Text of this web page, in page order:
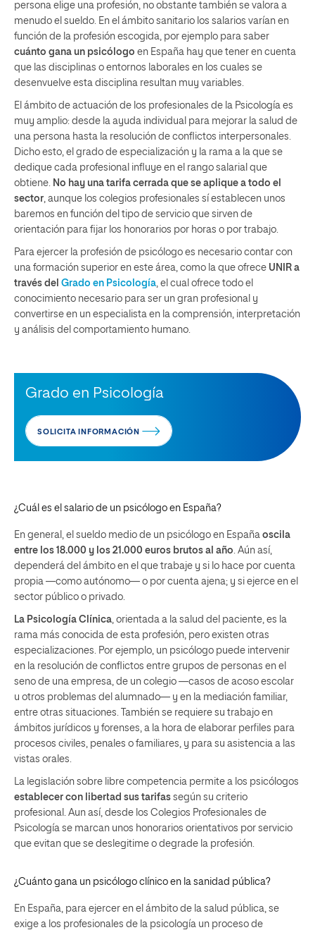
persona elige una profesión, no obstante también se valora a
menudo el sueldo. En el ámbito sanitario los salarios varían en
función de la profesión escogida, por ejemplo para saber
cuánto gana un psicólogo en España hay que tener en cuenta
que las disciplinas o entornos laborales en los cuales se
desenvuelve esta disciplina resultan muy variables.
El ámbito de actuación de los profesionales de la Psicología es
muy amplio: desde la ayuda individual para mejorar la salud de
una persona hasta la resolución de conflictos interpersonales.
Dicho esto, el grado de especialización y la rama a la que se
dedique cada profesional influye en el rango salarial que
obtiene. No hay una tarifa cerrada que se aplique a todo el
sector, aunque los colegios profesionales sí establecen unos
baremos en función del tipo de servicio que sirven de
orientación para fijar los honorarios por horas o por trabajo.
Para ejercer la profesión de psicólogo es necesario contar con
una formación superior en este área, como la que ofrece UNIR a
través del Grado en Psicología, el cual ofrece todo el
conocimiento necesario para ser un gran profesional y
convertirse en un especialista en la comprensión, interpretación
y análisis del comportamiento humano.
Grado en Psicología
SOLICITA INFORMACIÓN
¿Cuál es el salario de un psicólogo en España?
En general, el sueldo medio de un psicólogo en España oscila
entre los 18.000 y los 21.000 euros brutos al año. Aún así,
dependerá del ámbito en el que trabaje y si lo hace por cuenta
propia —como autónomo— o por cuenta ajena; y si ejerce en el
sector público o privado.
La Psicología Clínica, orientada a la salud del paciente, es la
rama más conocida de esta profesión, pero existen otras
especializaciones. Por ejemplo, un psicólogo puede intervenir
en la resolución de conflictos entre grupos de personas en el
seno de una empresa, de un colegio —casos de acoso escolar
u otros problemas del alumnado— y en la mediación familiar,
entre otras situaciones. También se requiere su trabajo en
ámbitos jurídicos y forenses, a la hora de elaborar perfiles para
procesos civiles, penales o familiares, y para su asistencia a las
vistas orales.
La legislación sobre libre competencia permite a los psicólogos
establecer con libertad sus tarifas según su criterio
profesional. Aun así, desde los Colegios Profesionales de
Psicología se marcan unos honorarios orientativos por servicio
que evitan que se deslegitime o degrade la profesión.
¿Cuánto gana un psicólogo clínico en la sanidad pública?
En España, para ejercer en el ámbito de la salud pública, se
exige a los profesionales de la psicología un proceso de